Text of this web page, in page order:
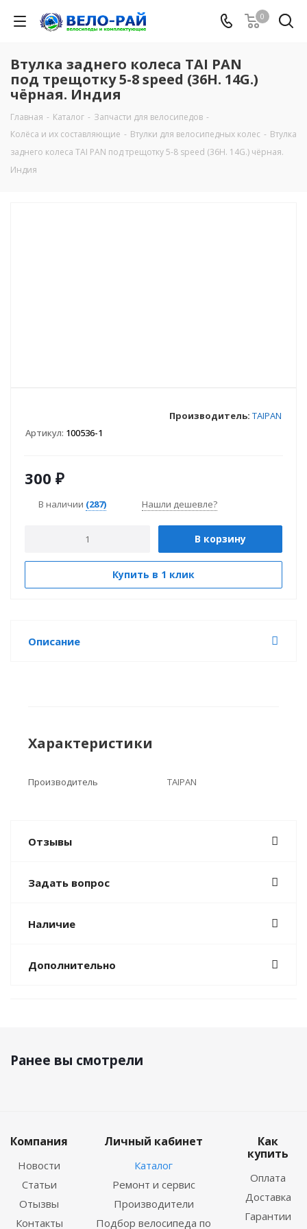
0
Втулка заднего колеса TAI PAN
под трещотку 5-8 speed (36Н. 14G.)
чёрная. Индия
Главная - Каталог - Запчасти для велосипедов -
Колёса и их составляющие - Втулки для велосипедных колес - Втулка
заднего колеса TAI PAN под трещотку 5-8 speed (36Н. 14G.) чёрная.
Индия
Артикул: 100536-1
Производитель: TAIPAN
300 ₽
В наличии (287) Нашли дешевле?
В корзину
Купить в 1 клик
Описание
Характеристики
Производитель TAIPAN
Отзывы
Задать вопрос
Наличие
Дополнительно
Ранее вы смотрели
Компания
Новости
Статьи
Отызвы
Контакты
Личный кабинет
Каталог
Ремонт и сервис
Производители
Подбор велосипеда по
Как
купить
Оплата
Доставка
Гарантии